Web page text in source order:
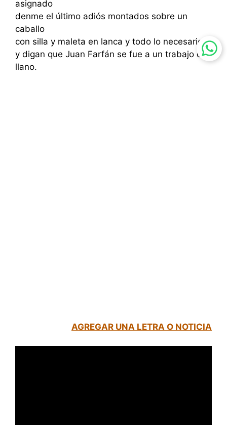
asignado
denme el último adiós montados sobre un
caballo
con silla y maleta en lanca y todo lo necesario
y digan que Juan Farfán se fue a un trabajo de
llano.
AGREGAR UNA LETRA O NOTICIA